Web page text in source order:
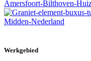
Werkgebied